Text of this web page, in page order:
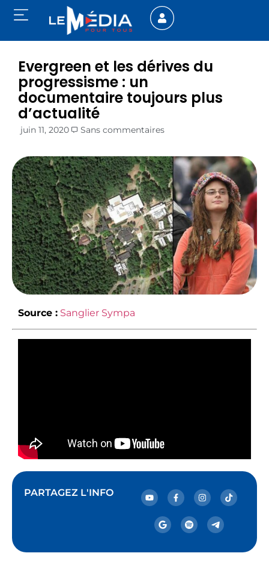
Evergreen et les dérives du
progressisme : un
documentaire toujours plus
d’actualité
juin 11, 2020 Sans commentaires
Source : Sanglier Sympa
PARTAGEZ L'INFO